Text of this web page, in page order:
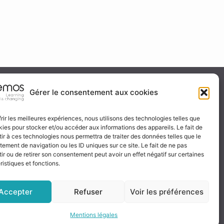
Gérer le consentement aux cookies
les meilleures expériences, nous utilisons des technologies telles que
pour stocker et/ou accéder aux informations des appareils. Le fait de
à ces technologies nous permettra de traiter des données telles que le
de navigation ou les ID uniques sur ce site. Le fait de ne pas
ou de retirer son consentement peut avoir un effet négatif sur certaines
et fonctions.
Refuser Voir les préférences
Mentions légales
& certification
certificat
nous